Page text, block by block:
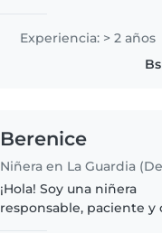
dibujar, leerles cuentos y
compartir música con
Experiencia: > 2 años
Berenice
¡Hola! Soy una niñera
responsable, paciente y